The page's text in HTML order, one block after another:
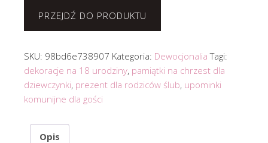
PRZEJDŹ DO PRODUKTU
SKU: 98bd6e738907 Kategoria: Dewocjonalia Tagi:
dekoracje na 18 urodziny, pamiątki na chrzest dla
dziewczynki, prezent dla rodziców ślub, upominki
komunijne dla gości
Opis